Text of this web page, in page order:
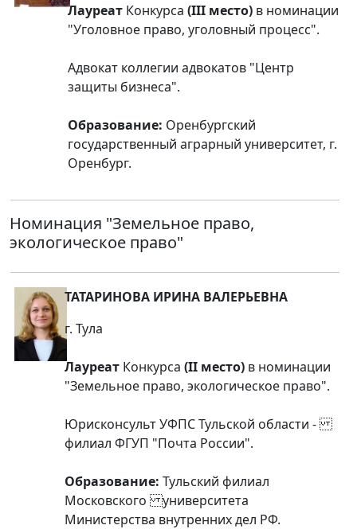
Лауреат Конкурса (III место) в номинации
"Уголовное право, уголовный процесс".
Адвокат коллегии адвокатов "Центр
защиты бизнеса".
Образование: Оренбургский
государственный аграрный университет, г.
Оренбург.
Номинация "Земельное право,
экологическое право"
ТАТАРИНОВА ИРИНА ВАЛЕРЬЕВНА
г. Тула
Лауреат Конкурса (II место) в номинации
"Земельное право, экологическое право".
Юрисконсульт УФПС Тульской области -
филиал ФГУП "Почта России".
Образование: Тульский филиал
Московского университета
Министерства внутренних дел РФ.